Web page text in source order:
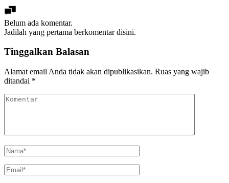
Belum ada komentar.
Jadilah yang pertama berkomentar disini.
Tinggalkan Balasan
Alamat email Anda tidak akan dipublikasikan. Ruas yang wajib
ditandai *